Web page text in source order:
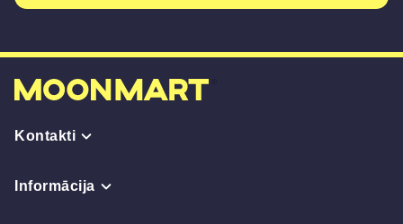
Kontakti
Informācija